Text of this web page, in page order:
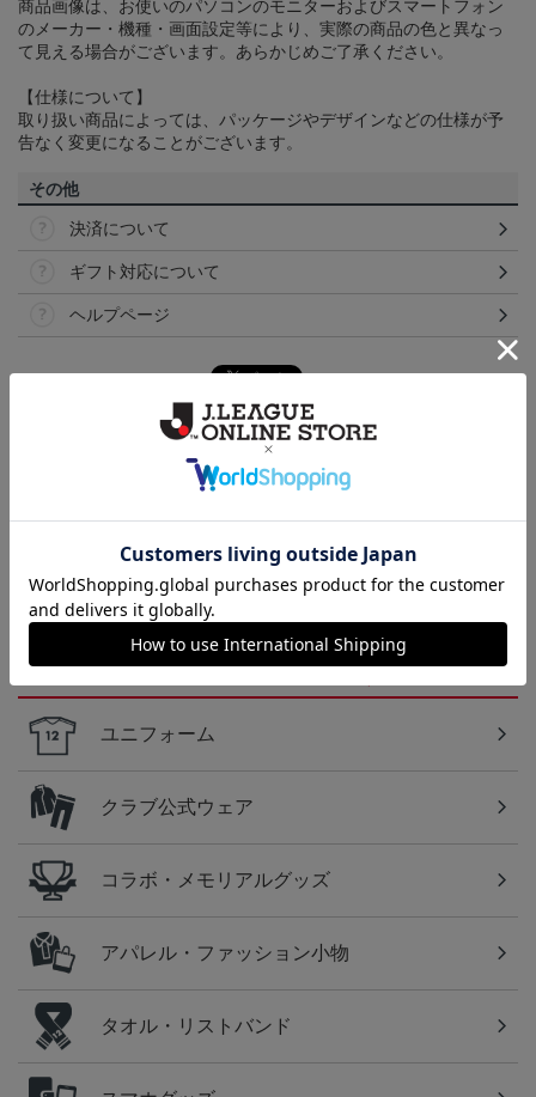
商品画像は、お使いのパソコンのモニターおよびスマートフォン
のメーカー・機種・画面設定等により、実際の商品の色と異なっ
て見える場合がございます。あらかじめご了承ください。
【仕様について】
取り扱い商品によっては、パッケージやデザインなどの仕様が予
告なく変更になることがございます。
その他
決済について
ギフト対応について
ヘルプページ
浦和レッズのすべてのグッズをチェックしたい方
に！全グッズ一覧はこちら！
カテゴリから探す
ユニフォーム
クラブ公式ウェア
コラボ・メモリアルグッズ
アパレル・ファッション小物
タオル・リストバンド